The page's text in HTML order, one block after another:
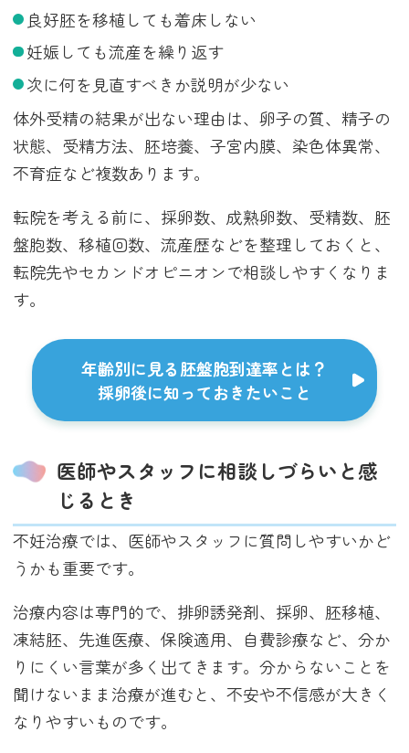
良好胚を移植しても着床しない
妊娠しても流産を繰り返す
次に何を見直すべきか説明が少ない
体外受精の結果が出ない理由は、卵子の質、精子の
状態、受精方法、胚培養、子宮内膜、染色体異常、
不育症など複数あります。
転院を考える前に、採卵数、成熟卵数、受精数、胚
盤胞数、移植回数、流産歴などを整理しておくと、
転院先やセカンドオピニオンで相談しやすくなりま
す。
年齢別に見る胚盤胞到達率とは？
採卵後に知っておきたいこと
医師やスタッフに相談しづらいと感
じるとき
不妊治療では、医師やスタッフに質問しやすいかど
うかも重要です。
治療内容は専門的で、排卵誘発剤、採卵、胚移植、
凍結胚、先進医療、保険適用、自費診療など、分か
りにくい言葉が多く出てきます。分からないことを
聞けないまま治療が進むと、不安や不信感が大きく
なりやすいものです。